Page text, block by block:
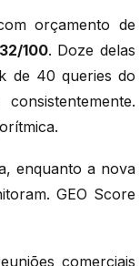
orçamento de
32/100. Doze delas
de 40 queries do
enquanto a nova
GEO Score
comerciais